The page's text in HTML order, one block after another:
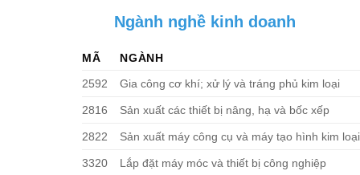
Ngành nghề kinh doanh
MÃ
NGÀNH
2592
Gia công cơ khí; xử lý và tráng phủ kim loại
2816 Sản xuất các thiết bị nâng, hạ và bốc xếp
2822 Sản xuất máy công cụ và máy tạo hình kim loại
3320 Lắp đặt máy móc và thiết bị công nghiệp